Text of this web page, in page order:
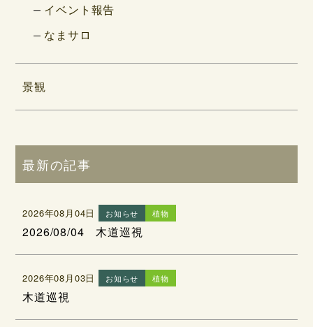
イベント報告
なまサロ
景観
最新の記事
2026年08月04日 お知らせ 植物
2026/08/04 木道巡視
2026年08月03日 お知らせ 植物
木道巡視